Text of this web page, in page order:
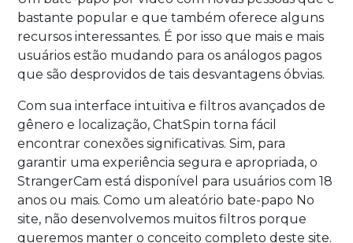
bastante popular e que também oferece alguns
recursos interessantes. É por isso que mais e mais
usuários estão mudando para os análogos pagos
que são desprovidos de tais desvantagens óbvias.
Com sua interface intuitiva e filtros avançados de
gênero e localização, ChatSpin torna fácil
encontrar conexões significativas. Sim, para
garantir uma experiência segura e apropriada, o
StrangerCam está disponível para usuários com 18
anos ou mais. Como um aleatório bate-papo No
site, não desenvolvemos muitos filtros porque
queremos manter o conceito completo deste site.